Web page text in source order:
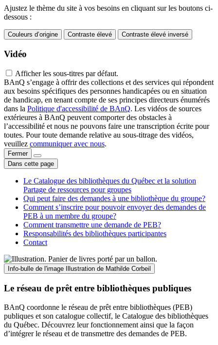
Ajustez le thème du site à vos besoins en cliquant sur les boutons ci-
dessous :
Couleurs d’origine Contraste élevé Contraste élevé inversé
Vidéo
Afficher les sous-titres par défaut.
BAnQ s’engage à offrir des collections et des services qui répondent
aux besoins spécifiques des personnes handicapées ou en situation
de handicap, en tenant compte de ses principes directeurs énumérés
dans la Politique d'accessibilité de BAnQ. Les vidéos de sources
extérieures à BAnQ peuvent comporter des obstacles à
l’accessibilité et nous ne pouvons faire une transcription écrite pour
toutes. Pour toute demande relative au sous-titrage des vidéos,
veuillez communiquer avec nous.
Fermer
Dans cette page
Le Catalogue des bibliothèques du Québec et la solution
Partage de ressources pour groupes
Qui peut faire des demandes à une bibliothèque du groupe?
Comment s’inscrire pour pouvoir envoyer des demandes de
PEB à un membre du groupe?
Comment transmettre une demande de PEB?
Responsabilités des bibliothèques participantes
Contact
Info-bulle de l'image Illustration de Mathilde Corbeil
Le réseau de prêt entre bibliothèques publiques
BAnQ coordonne le réseau de prêt entre bibliothèques (PEB)
publiques et son catalogue collectif, le Catalogue des bibliothèques
du Québec. Découvrez leur fonctionnement ainsi que la façon
d’intégrer le réseau et de transmettre des demandes de PEB.